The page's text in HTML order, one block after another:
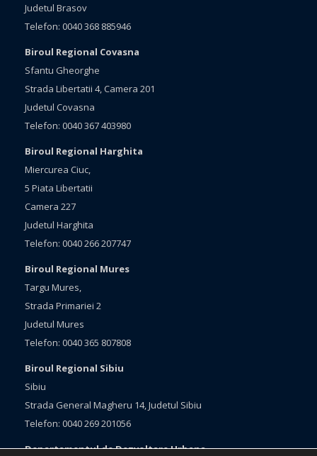
Judetul Brasov
Telefon: 0040 368 885946
Biroul Regional Covasna
Sfantu Gheorghe
Strada Libertatii 4, Camera 201
Judetul Covasna
Telefon: 0040 367 403980
Biroul Regional Harghita
Miercurea Ciuc,
5 Piata Libertatii
Camera 227
Judetul Harghita
Telefon: 0040 266 207747
Biroul Regional Mures
Targu Mures,
Strada Primariei 2
Judetul Mures
Telefon: 0040 365 807808
Biroul Regional Sibiu
Sibiu
Strada General Magheru 14, Judetul Sibiu
Telefon: 0040 269 201056
Departamentul de Dezvoltare Urbana